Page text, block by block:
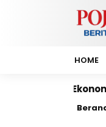
HOME
KKM 02